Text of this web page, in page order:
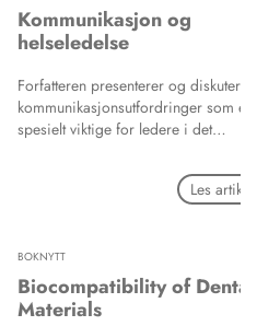
Kommunikasjon og
helseledelse
Forfatteren presenterer og diskuterer
kommunikasjonsutfordringer som er
spesielt viktige for ledere i det
av disse utfordringene handler om
motsetningen mellom en klassisk
gjøre med helsevesenets
rammebetingelser og
profesjonmotsetninger.
Les
BOKNYTT
Biocompatibility of Dental
Materials